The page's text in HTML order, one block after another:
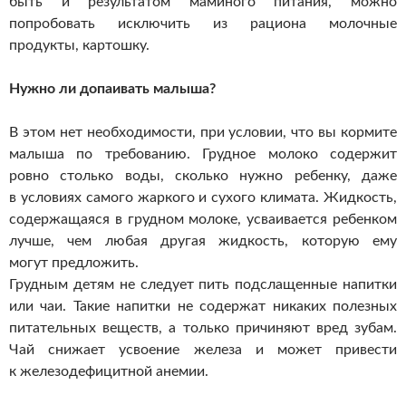
попробовать исключить из рациона молочные
продукты, картошку.
Нужно ли допаивать малыша?
В этом нет необходимости, при условии, что вы кормите
малыша по требованию. Грудное молоко содержит
ровно столько воды, сколько нужно ребенку, даже
в условиях самого жаркого и сухого климата. Жидкость,
содержащаяся в грудном молоке, усваивается ребенком
лучше, чем любая другая жидкость, которую ему
могут предложить.
Грудным детям не следует пить подслащенные напитки
или чаи. Такие напитки не содержат никаких полезных
питательных веществ, а только причиняют вред зубам.
Чай снижает усвоение железа и может привести
к железодефицитной анемии.